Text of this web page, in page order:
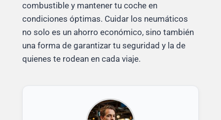
combustible y mantener tu coche en
condiciones óptimas. Cuidar los neumáticos
no solo es un ahorro económico, sino también
una forma de garantizar tu seguridad y la de
quienes te rodean en cada viaje.